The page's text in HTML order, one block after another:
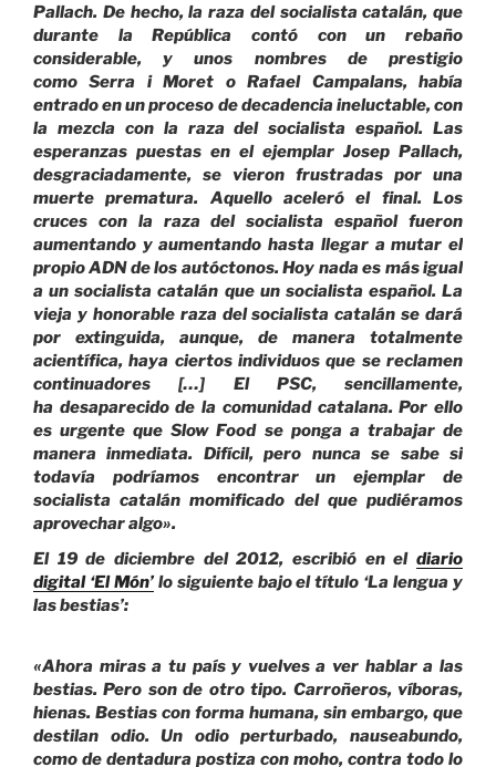
Pallach. De hecho, la raza del socialista catalán, que
durante la República contó con un rebaño
considerable, y unos nombres de prestigio
como Serra i Moret o Rafael Campalans, había
entrado en un proceso de decadencia ineluctable, con
la mezcla con la raza del socialista español. Las
esperanzas puestas en el ejemplar Josep Pallach,
desgraciadamente, se vieron frustradas por una
muerte prematura. Aquello aceleró el final. Los
cruces con la raza del socialista español fueron
aumentando y aumentando hasta llegar a mutar el
propio ADN de los autóctonos. Hoy nada es más igual
a un socialista catalán que un socialista español. La
vieja y honorable raza del socialista catalán se dará
por extinguida, aunque, de manera totalmente
acientífica, haya ciertos individuos que se reclamen
continuadores […] El PSC, sencillamente,
ha desaparecido de la comunidad catalana. Por ello
es urgente que Slow Food se ponga a trabajar de
manera inmediata. Difícil, pero nunca se sabe si
todavía podríamos encontrar un ejemplar de
socialista catalán momificado del que pudiéramos
aprovechar algo».
El 19 de diciembre del 2012, escribió en el diario
digital ‘El Món’lo siguiente bajo el título ‘La lengua y
las bestias’:
«Ahora miras a tu país y vuelves a ver hablar a las
bestias. Pero son de otro tipo. Carroñeros, víboras,
hienas. Bestias con forma humana, sin embargo, que
destilan odio. Un odio perturbado, nauseabundo,
como de dentadura postiza con moho, contra todo lo